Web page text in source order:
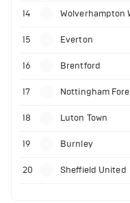
14 Wolverhampton
15 Everton
16 Brentford
17 Nottingham
18 Luton Town
19 Burnley
20 Sheffield United